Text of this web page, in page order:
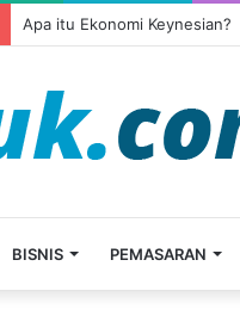
Apa itu Ekonomi Keynesian?
BISNIS PEMASARAN